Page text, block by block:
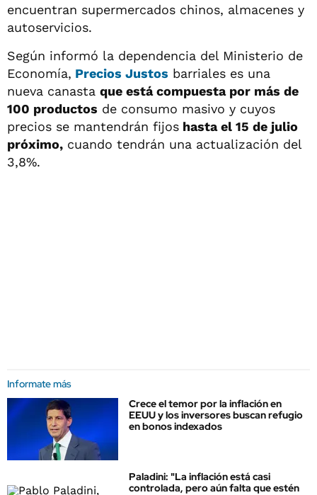
encuentran supermercados chinos, almacenes y
autoservicios.
Según informó la dependencia del Ministerio de
Economía, Precios Justos barriales es una
nueva canasta que está compuesta por más de
100 productos de consumo masivo y cuyos
precios se mantendrán fijos hasta el 15 de julio
próximo, cuando tendrán una actualización del
3,8%.
Informate más
Crece el temor por la inflación en
EEUU y los inversores buscan refugio
en bonos indexados
Paladini: "La inflación está casi
controlada, pero aún falta que estén